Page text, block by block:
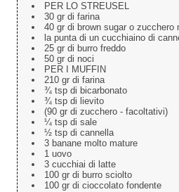
PER LO STREUSEL
30 gr di farina
40 gr di brown sugar o zucchero
la punta di un cucchiaino di
25 gr di burro freddo
50 gr di noci
PER I MUFFIN
210 gr di farina
¾ tsp di bicarbonato
¾ tsp di lievito
(90 gr di zucchero - facoltativi)
¼ tsp di sale
½ tsp di cannella
3 banane molto mature
1 uovo
3 cucchiai di latte
100 gr di burro sciolto
100 gr di cioccolato fondente